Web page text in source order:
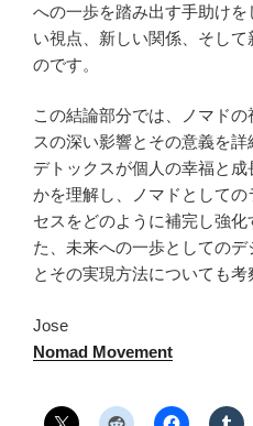
への一歩を踏み出す手助け
い視点、新しい関係、そし
のです。
この結論部分では、ノマド
スの深い影響とその意義を
デトックスが個人の幸福と
かを理解し、ノマドとして
セスをどのように補完し強
た、未来への一歩としての
とその実現方法についても考
Jose
Nomad Movement